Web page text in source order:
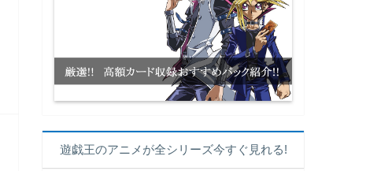
遊戯王のアニメが全シリーズ今すぐ見れる!